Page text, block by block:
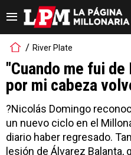
River Plate
"Cuando me fui
por mi cabeza
?Nicolás Domingo
un nuevo ciclo en el
diario haber regresado.
lesión de Álvarez